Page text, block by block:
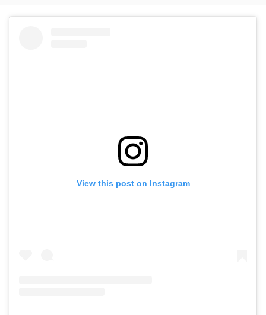
View this post on Instagram